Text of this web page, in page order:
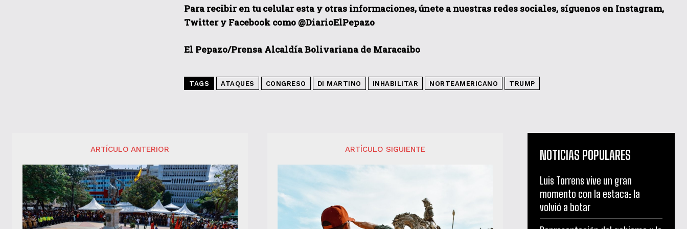
Para recibir en tu celular esta y otras informaciones, únete a nuestras redes sociales, síguenos en Instagram,
Twitter y Facebook como @DiarioElPepazo
El Pepazo/Prensa Alcaldía Bolivariana de Maracaibo
TAGS ATAQUES CONGRESO DI MARTINO INHABILITAR NORTEAMERICANO TRUMP
ARTÍCULO ANTERIOR ARTÍCULO SIGUIENTE NOTICIAS POPULARES
Luis Torrens vive un gran
momento con la estaca: la
volvió a botar